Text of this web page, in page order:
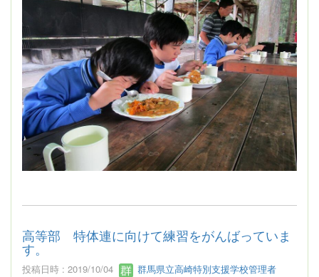
高等部 特体連に向けて練習をがんばっていま
す。
投稿日時 : 2019/10/04 群馬県立高崎特別支援学校管理者